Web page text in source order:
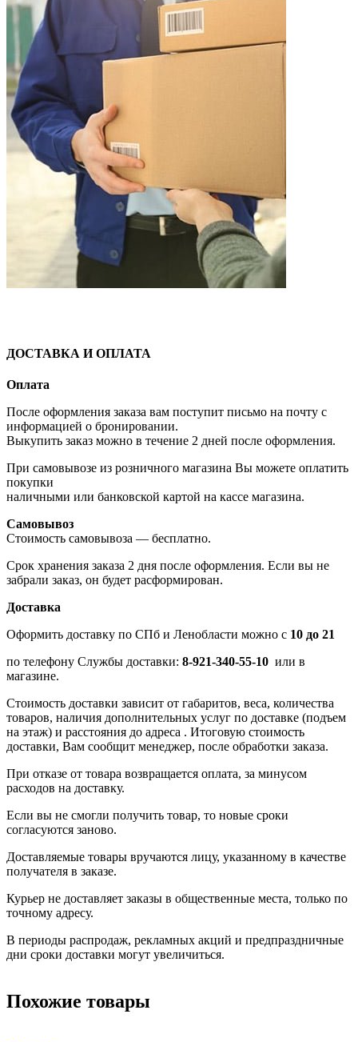
ДОСТАВКА И ОПЛАТА
Оплата
После оформления заказа вам поступит письмо на почту с
информацией о бронировании.
Выкупить заказ можно в течение 2 дней после оформления.
При самовывозе из розничного магазина Вы можете оплатить
покупки
наличными или банковской картой на кассе магазина.
Самовывоз
Стоимость самовывоза — бесплатно.
Срок хранения заказа 2 дня после оформления. Если вы не
забрали заказ, он будет расформирован.
Доставка
Оформить доставку по СПб и Ленобласти можно с 10 до 21
по телефону Службы доставки: 8-921-340-55-10 или в
магазине.
Стоимость доставки зависит от габаритов, веса, количества
товаров, наличия дополнительных услуг по доставке (подъем
на этаж) и расстояния до адреса . Итоговую стоимость
доставки, Вам сообщит менеджер, после обработки заказа.
При отказе от товара возвращается оплата, за минусом
расходов на доставку.
Если вы не смогли получить товар, то новые сроки
согласуются заново.
Доставляемые товары вручаются лицу, указанному в качестве
получателя в заказе.
Курьер не доставляет заказы в общественные места, только по
точному адресу.
В периоды распродаж, рекламных акций и предпраздничные
дни сроки доставки могут увеличиться.
Похожие товары